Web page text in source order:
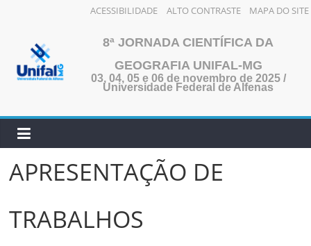
ACESSIBILIDADE ALTO CONTRASTE MAPA DO SITE
conteúdo
8ª JORNADA CIENTÍFICA DA
GEOGRAFIA UNIFAL-MG
03, 04, 05 e 06 de novembro de 2025 /
Universidade Federal de Alfenas
APRESENTAÇÃO DE
TRABALHOS